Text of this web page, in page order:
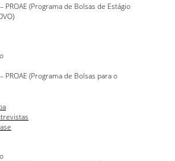
PROAE (Programa de Bolsas de Estágio
PROAE (Programa de Bolsas para o